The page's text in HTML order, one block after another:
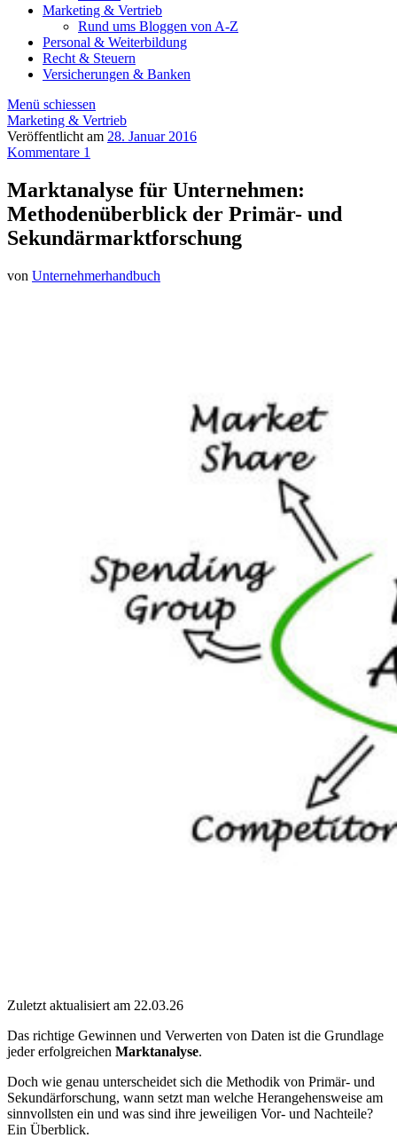
Marketing & Vertrieb
Rund ums Bloggen von A-Z
Personal & Weiterbildung
Recht & Steuern
Versicherungen & Banken
Menü schiessen
Marketing & Vertrieb
Veröffentlicht am 28. Januar 2016
Kommentare 1
Marktanalyse für Unternehmen:
Methodenüberblick der Primär- und
Sekundärmarktforschung
von Unternehmerhandbuch
Zuletzt aktualisiert am 22.03.26
Das richtige Gewinnen und Verwerten von Daten ist die Grundlage
jeder erfolgreichen Marktanalyse.
Doch wie genau unterscheidet sich die Methodik von Primär- und
Sekundärforschung, wann setzt man welche Herangehensweise am
sinnvollsten ein und was sind ihre jeweiligen Vor- und Nachteile?
Ein Überblick.